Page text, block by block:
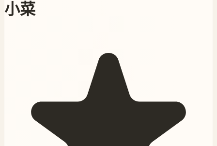
小菜